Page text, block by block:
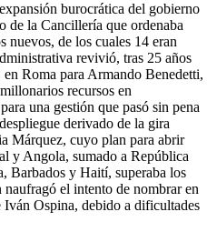
burocrática del gobierno
de la Cancillería que ordenaba
nuevos, de los cuales 14 eran
revivió, tras 25 años
Roma para Armando Benedetti,
recursos en
una gestión que pasó sin pena
derivado de la gira
Márquez, cuyo plan para abrir
y Angola, sumado a República
Barbados y Haití, superaba los
el intento de nombrar en
Iván Ospina, debido a dificultades